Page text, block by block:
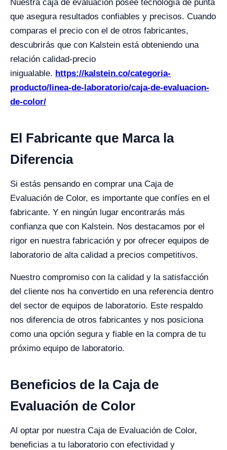
Nuestra caja de evaluación posee tecnología de punta
que asegura resultados confiables y precisos. Cuando
comparas el precio con el de otros fabricantes,
descubrirás que con Kalstein está obteniendo una
relación calidad-precio
inigualable. https://kalstein.co/categoria-
producto/linea-de-laboratorio/caja-de-evaluacion-
de-color/
El Fabricante que Marca la
Diferencia
Si estás pensando en comprar una Caja de
Evaluación de Color, es importante que confíes en el
fabricante. Y en ningún lugar encontrarás más
confianza que con Kalstein. Nos destacamos por el
rigor en nuestra fabricación y por ofrecer equipos de
laboratorio de alta calidad a precios competitivos.
Nuestro compromiso con la calidad y la satisfacción
del cliente nos ha convertido en una referencia dentro
del sector de equipos de laboratorio. Este respaldo
nos diferencia de otros fabricantes y nos posiciona
como una opción segura y fiable en la compra de tu
próximo equipo de laboratorio.
Beneficios de la Caja de
Evaluación de Color
Al optar por nuestra Caja de Evaluación de Color,
beneficias a tu laboratorio con efectividad y